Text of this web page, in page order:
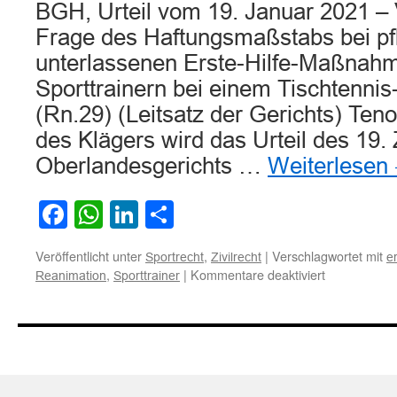
BGH, Urteil vom 19. Januar 2021
Frage des Haftungsmaßstabs bei
unterlassenen Erste-Hilfe-
Sporttrainern bei einem
(Rn.29) (Leitsatz der Gerichts)
des Klägers wird das Urteil des 19.
Oberlandesgerichts … Weiterlesen
Facebook
WhatsApp
LinkedIn
Veröffentlicht unter Sportrecht, Zivilrecht | Verschlagwortet mit
Reanimation, Sporttrainer | Kommentare deaktiviertfür
eines